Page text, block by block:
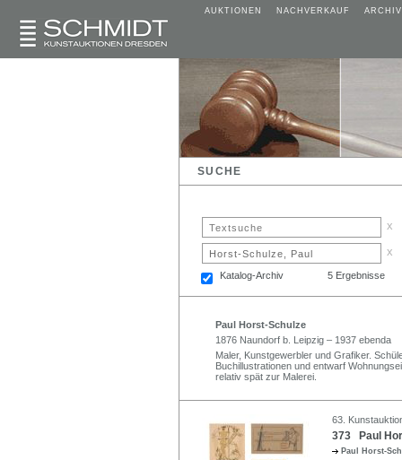
AUKTIONEN NACHVERKAUF ARCHIV
SUCHE
x
x
Katalog-Archiv 5 Ergebnisse
Paul Horst-Schulze
1876 Naundorf b. Leipzig – 1937 ebenda
Maler, Kunstgewerbler und Grafiker.
Buchillustrationen und entwarf
relativ spät zur Malerei.
63.
373 Paul
Paul Horst-